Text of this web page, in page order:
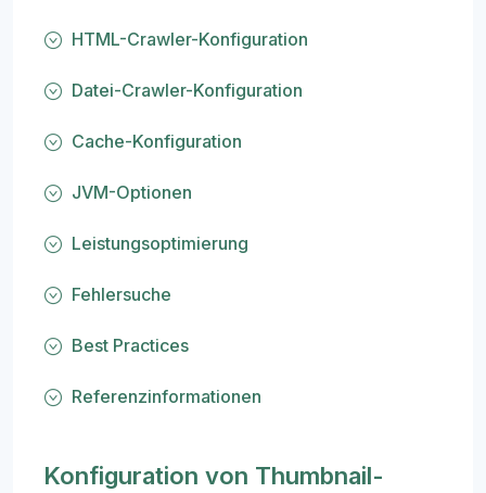
HTML-Crawler-Konfiguration
Datei-Crawler-Konfiguration
Cache-Konfiguration
JVM-Optionen
Leistungsoptimierung
Fehlersuche
Best Practices
Referenzinformationen
Konfiguration von Thumbnail-